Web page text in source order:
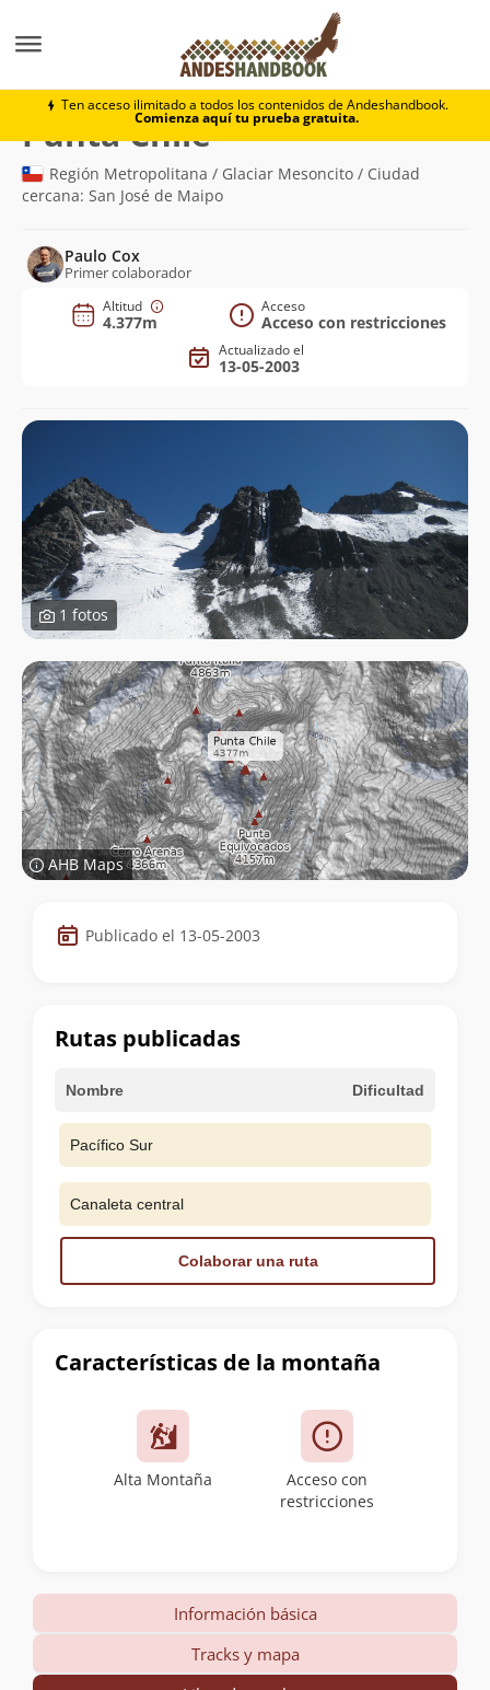
Ten acceso ilimitado a todos los contenidos de Andeshandbook.
Comienza aquí tu prueba gratuita.
Punta Chile
Punta Chile(4.377m)
Región Metropolitana / Glaciar Mesoncito / Ciudad
cercana: San José de Maipo
Paulo Cox
Primer colaborador
Altitud
4.377m
Acceso
Acceso con restricciones
Actualizado el
13-05-2003
1 fotos
AHB Maps
Datos
de
cumbre
Publicado el 13-05-2003
Características de la montaña
Alta Montaña
Acceso con
restricciones
Rutas publicadas
Nombre Dificultad
Pacífico Sur
Canaleta central
Colaborar una ruta
Información básica
Tracks y mapa